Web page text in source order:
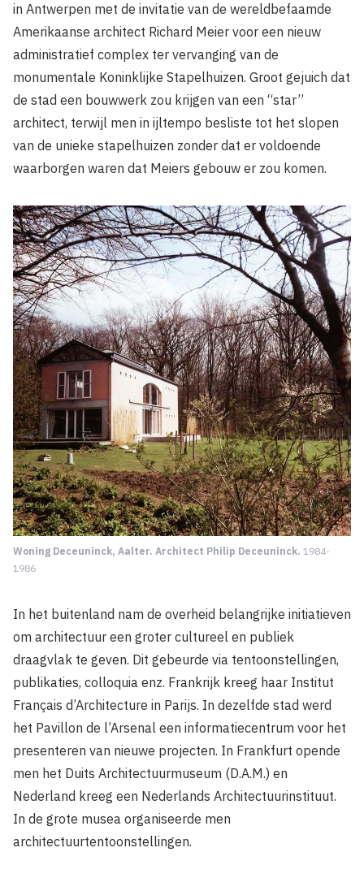
Woning Deceuninck, Aalter. Architect Philip Deceuninck. 1984-
1986
in Antwerpen met de invitatie van de wereldbefaamde
Amerikaanse architect Richard Meier voor een nieuw
administratief complex ter vervanging van de
monumentale Koninklijke Stapelhuizen. Groot gejuich dat
de stad een bouwwerk zou krijgen van een “star”
architect, terwijl men in ijltempo besliste tot het slopen
van de unieke stapelhuizen zonder dat er voldoende
waarborgen waren dat Meiers gebouw er zou komen.
In het buitenland nam de overheid belangrijke initiatieven
om architectuur een groter cultureel en publiek
draagvlak te geven. Dit gebeurde via tentoonstellingen,
publikaties, colloquia enz. Frankrijk kreeg haar Institut
Français d’Architecture in Parijs. In dezelfde stad werd
het Pavillon de l’Arsenal een informatiecentrum voor het
presenteren van nieuwe projecten. In Frankfurt opende
men het Duits Architectuurmuseum (D.A.M.) en
Nederland kreeg een Nederlands Architectuurinstituut.
In de grote musea organiseerde men
architectuurtentoonstellingen.